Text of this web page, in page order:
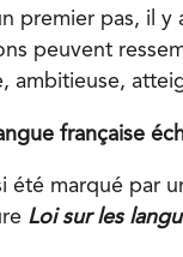
premier pas, il
peuvent
ambitieuse,
française
été marqué par
Loi sur les